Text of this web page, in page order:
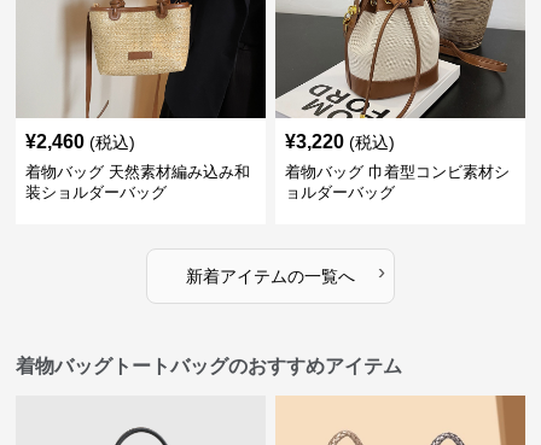
¥2,460 (税込)
着物バッグ 天然素材編み込み和
装ショルダーバッグ
¥3,220 (税込)
着物バッグ 巾着型コンビ素材シ
ョルダーバッグ
新着アイテムの一覧へ ›
着物バッグトートバッグのおすすめアイテム